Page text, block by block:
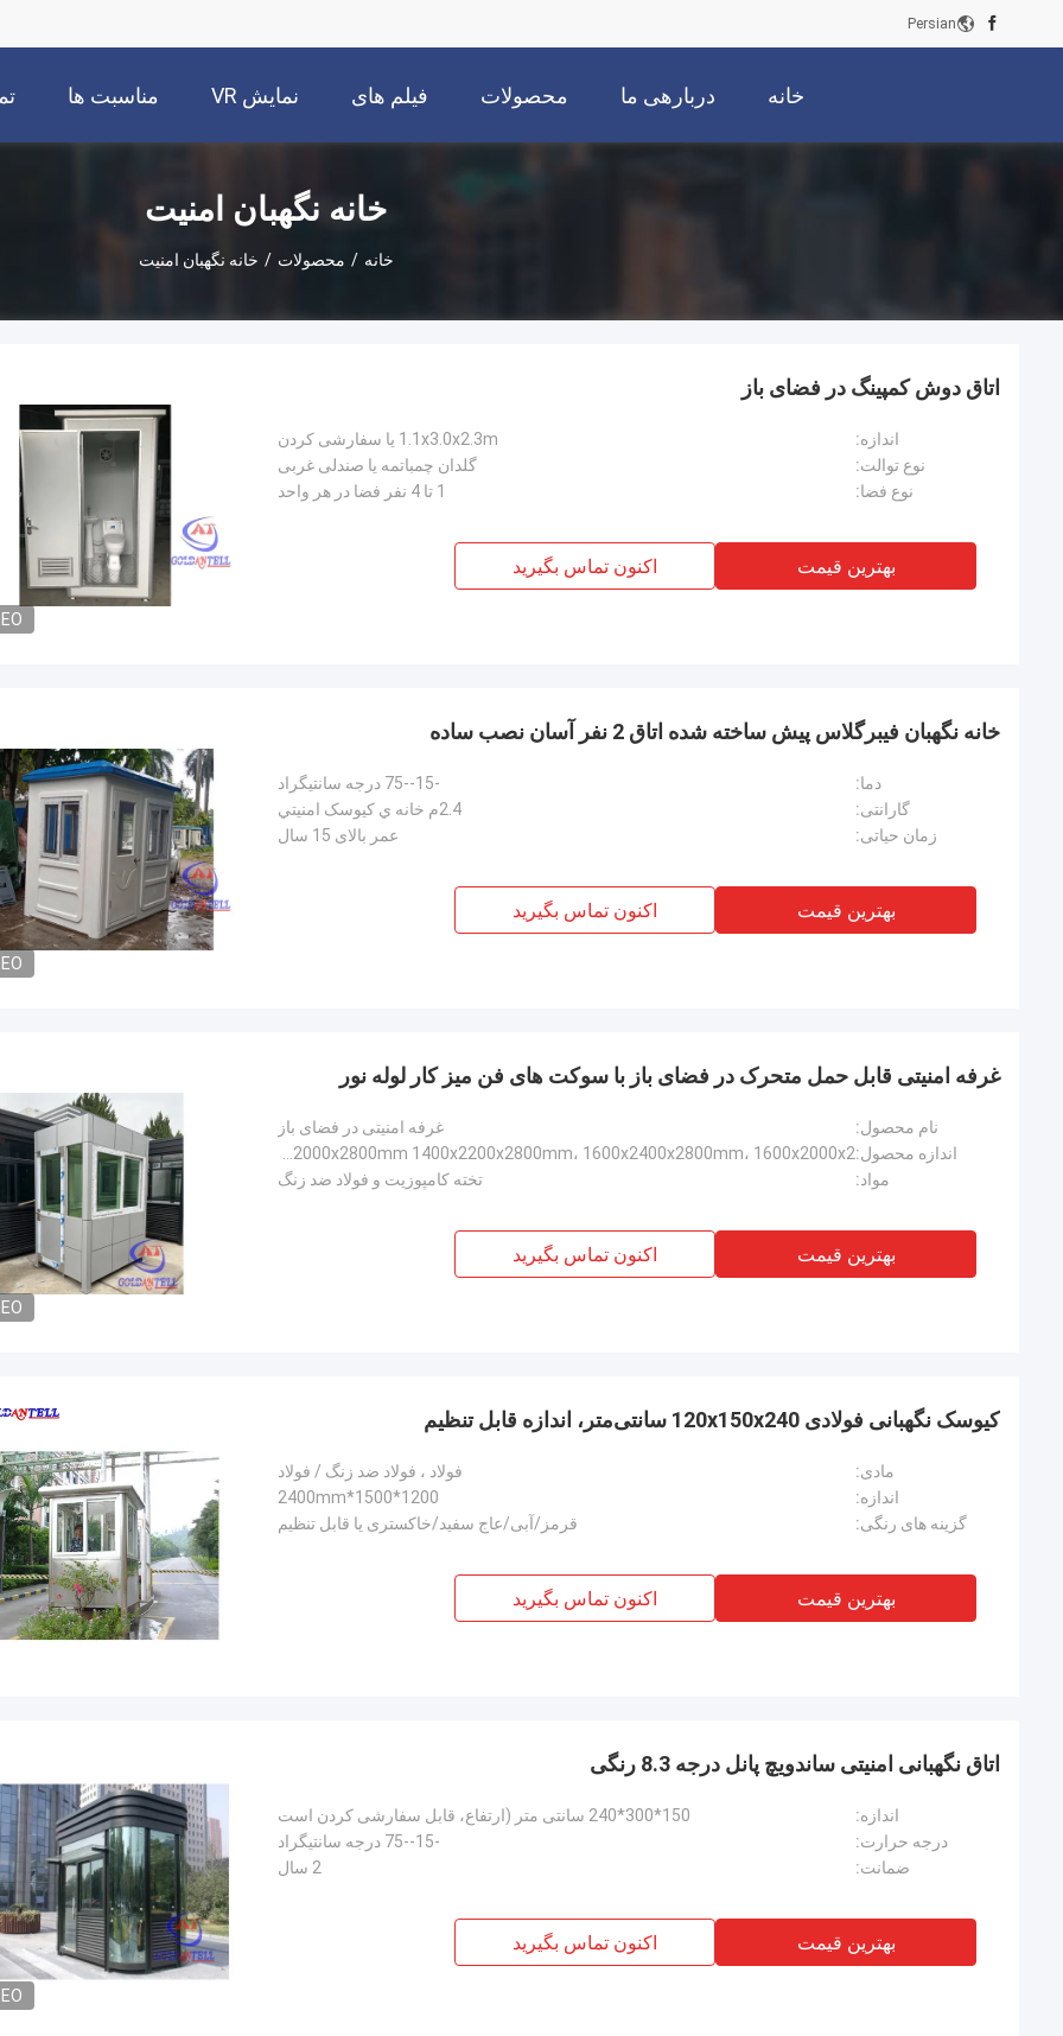
Persian
خانه دربارهی ما محصولات فیلم های نمایش VR مناسبت ها
خانه نگهبان امنیت
خانه / محصولات / خانه نگهبان امنیت
اتاق دوش کمپینگ در فضای باز
اندازه:
1.1x3.0x2.3m یا سفارشی کردن
نوع توالت:
گلدان چمباتمه یا صندلی غربی
نوع فضا:
1 تا 4 نفر فضا در هر واحد
بهترین قیمت اکنون تماس بگیرید
خانه نگهبان فیبرگلاس پیش ساخته شده اتاق 2 نفر آسان نصب ساده
دما:
-15--75 درجه سانتیگراد
گارانتی:
2.4م خانه ي کيوسک امنيتي
زمان حیاتی:
عمر بالای 15 سال
بهترین قیمت اکنون تماس بگیرید
غرفه امنیتی قابل حمل متحرک در فضای باز با سوکت های فن میز کار لوله نور
نام محصول:
غرفه امنیتی در فضای باز
اندازه محصول:
مواد:
تخته کامپوزیت و فولاد ضد زنگ
بهترین قیمت اکنون تماس بگیرید
کیوسک نگهبانی فولادی 120x150x240 سانتی‌متر، اندازه قابل تنظیم
مادی:
فولاد ، فولاد ضد زنگ / فولاد
اندازه:
1200*1500*2400mm
گزینه های رنگی:
قرمز/آبی/عاج سفید/خاکستری یا قابل تنظیم
بهترین قیمت اکنون تماس بگیرید
اتاق نگهبانی امنیتی ساندویچ پانل درجه 8.3 رنگی
اندازه:
150*300*240 سانتی متر (ارتفاع، قابل سفارشی کردن است
درجه حرارت:
-15--75 درجه سانتیگراد
ضمانت:
2 سال
بهترین قیمت اکنون تماس بگیرید